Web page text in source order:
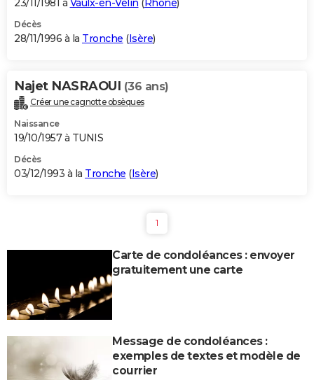
23/11/1981 à Vaulx-en-Velin (Rhône)
Décès
28/11/1996 à la Tronche (Isère)
Najet NASRAOUI (36 ans)
Créer une cagnotte obsèques
Naissance
19/10/1957 à TUNIS
Décès
03/12/1993 à la Tronche (Isère)
1
Carte de condoléances : envoyer
gratuitement une carte
Message de condoléances :
exemples de textes et modèle de
courrier